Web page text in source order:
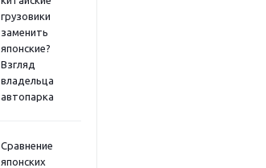
грузовики
заменить
японские?
Взгляд
владельца
автопарка
Сравнение
японских